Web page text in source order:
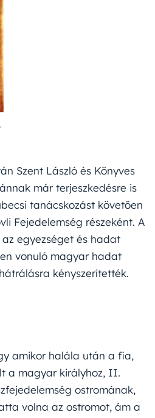
Szent László és Könyves
már terjeszkedésre is
tanácskozást követően
Fejedelemség részeként. A
egyezséget és hadat
vonuló magyar hadat
kényszerítették.
amikor halála után a fia,
a magyar királyhoz, II.
ostromának,
volna az ostromot, ám a